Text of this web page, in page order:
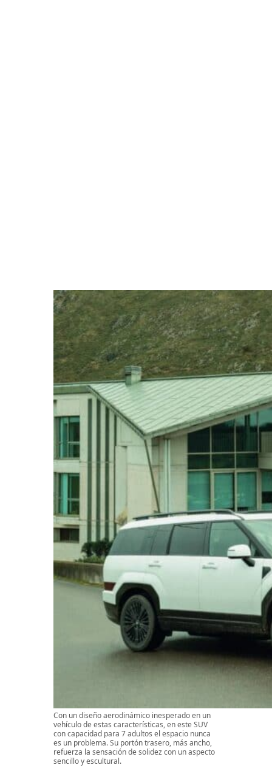
Con un diseño aerodinámico inesperado en un
vehículo de estas características, en este SUV
con capacidad para 7 adultos el espacio nunca
es un problema. Su portón trasero, más ancho,
refuerza la sensación de solidez con un aspecto
sencillo y escultural.